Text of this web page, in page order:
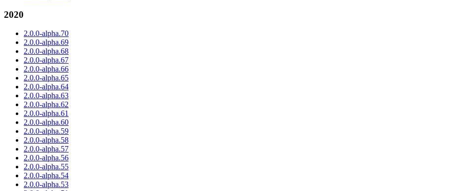
2020
2.0.0-alpha.70
2.0.0-alpha.69
2.0.0-alpha.68
2.0.0-alpha.67
2.0.0-alpha.66
2.0.0-alpha.65
2.0.0-alpha.64
2.0.0-alpha.63
2.0.0-alpha.62
2.0.0-alpha.61
2.0.0-alpha.60
2.0.0-alpha.59
2.0.0-alpha.58
2.0.0-alpha.57
2.0.0-alpha.56
2.0.0-alpha.55
2.0.0-alpha.54
2.0.0-alpha.53